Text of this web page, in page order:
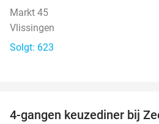
Markt 45
Vlissingen
Solgt: 623
4-gangen keuzediner bij